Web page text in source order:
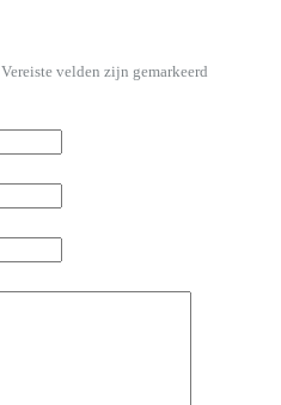
Vereiste velden zijn gemarkeerd